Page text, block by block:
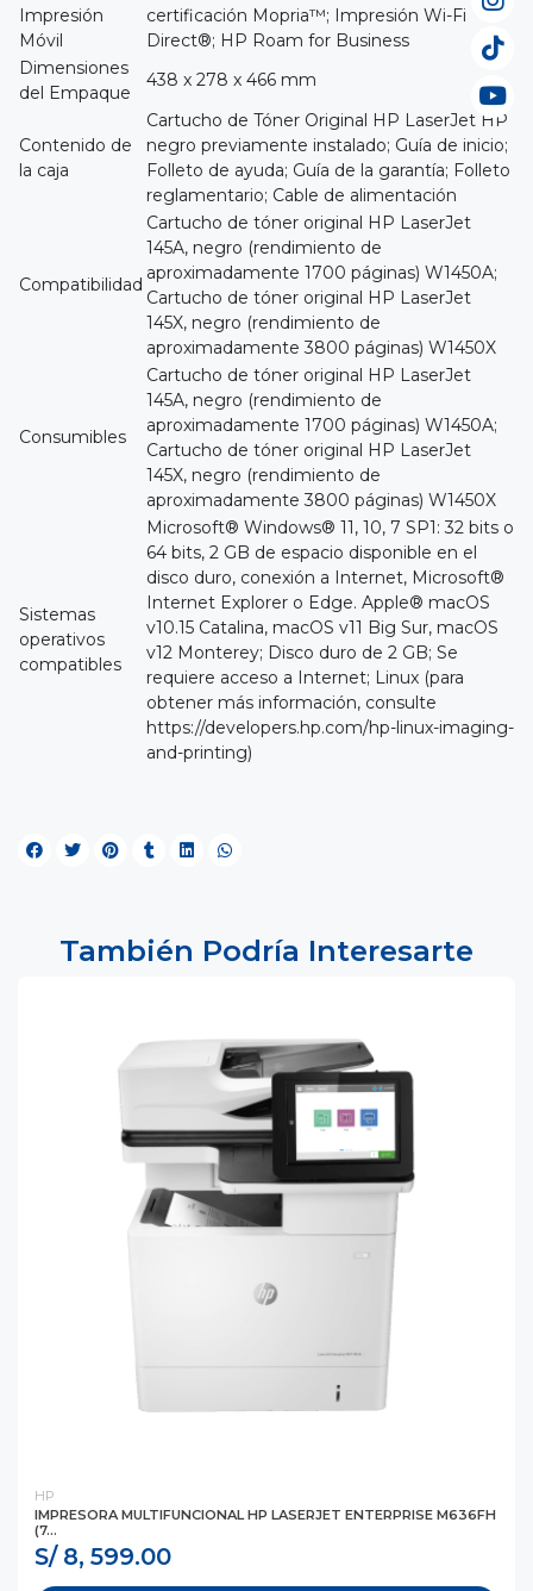
Impresión
Móvil
certificación Mopria™; Impresión Wi-Fi
Direct®; HP Roam for Business
Dimensiones
del Empaque
438 x 278 x 466 mm
Contenido de
la caja
Cartucho de Tóner Original HP LaserJet HP
negro previamente instalado; Guía de inicio;
Folleto de ayuda; Guía de la garantía; Folleto
reglamentario; Cable de alimentación
Compatibilidad
Cartucho de tóner original HP LaserJet
145A, negro (rendimiento de
aproximadamente 1700 páginas) W1450A;
Cartucho de tóner original HP LaserJet
145X, negro (rendimiento de
aproximadamente 3800 páginas) W1450X
Consumibles
Cartucho de tóner original HP LaserJet
145A, negro (rendimiento de
aproximadamente 1700 páginas) W1450A;
Cartucho de tóner original HP LaserJet
145X, negro (rendimiento de
aproximadamente 3800 páginas) W1450X
Sistemas
operativos
compatibles
Microsoft® Windows® 11, 10, 7 SP1: 32 bits o
64 bits, 2 GB de espacio disponible en el
disco duro, conexión a Internet, Microsoft®
Internet Explorer o Edge. Apple® macOS
v10.15 Catalina, macOS v11 Big Sur, macOS
v12 Monterey; Disco duro de 2 GB; Se
requiere acceso a Internet; Linux (para
obtener más información, consulte
https://developers.hp.com/hp-linux-imaging-
and-printing)
También Podría Interesarte
HP
IMPRESORA MULTIFUNCIONAL HP LASERJET ENTERPRISE M636FH
(7...
S/ 8, 599.00